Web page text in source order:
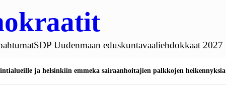
SDP Uudenmaan eduskuntavaaliehdokkaat 2027
ja helsinkiin emmeka sairaanhoitajien palkkojen heikennyksia